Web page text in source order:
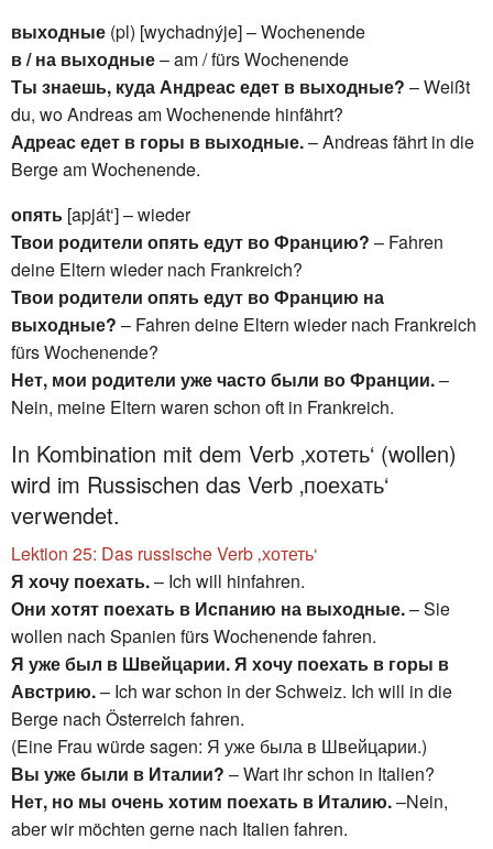
выходные (pl) [wychadnýje] – Wochenende
в / на выходные– am / fürs Wochenende
Ты знаешь, куда Андреас едет в выходные? – Weißt
du, wo Andreas am Wochenende hinfährt?
Адреас едет в горы в выходные.– Andreas fährt in die
Berge am Wochenende.
опять [apját‘] – wieder
Твои родители опять едут во Францию? – Fahren
deine Eltern wieder nach Frankreich?
Твои родители опять едут во Францию на
выходные? – Fahren deine Eltern wieder nach Frankreich
fürs Wochenende?
Нет, мои родители уже часто были во Франции.–
Nein, meine Eltern waren schon oft in Frankreich.
In Kombination mit dem Verb ‚хотеть‘ (wollen)
wird im Russischen das Verb ‚поехать‘
verwendet.
Lektion 25: Das russische Verb ‚хотеть‘
Я хочу поехать.– Ich will hinfahren.
Они хотят поехать в Испанию на выходные.– Sie
wollen nach Spanien fürs Wochenende fahren.
Я уже был в Швейцарии. Я хочу поехать в горы в
Австрию.– Ich war schon in der Schweiz. Ich will in die
Berge nach Österreich fahren.
(Eine Frau würde sagen: Я уже была в Швейцарии.)
Вы уже были в Италии? – Wart ihr schon in Italien?
Нет, но мы очень хотим поехать в Италию.–Nein,
aber wir möchten gerne nach Italien fahren.